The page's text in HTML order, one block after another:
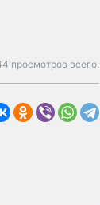
просмотров всего.